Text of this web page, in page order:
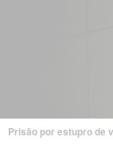
Prisão por estupro de